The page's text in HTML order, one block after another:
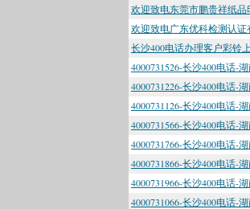
欢迎致电东莞市鹏贵祥纸
欢迎致电广东优科检测认
长沙400电话办理客户彩铃
4000731526-长沙400电话-
4000731226-长沙400电话-
4000731126-长沙400电话-
4000731566-长沙400电话-
4000731766-长沙400电话-
4000731866-长沙400电话-
4000731966-长沙400电话-
4000731066-长沙400电话-